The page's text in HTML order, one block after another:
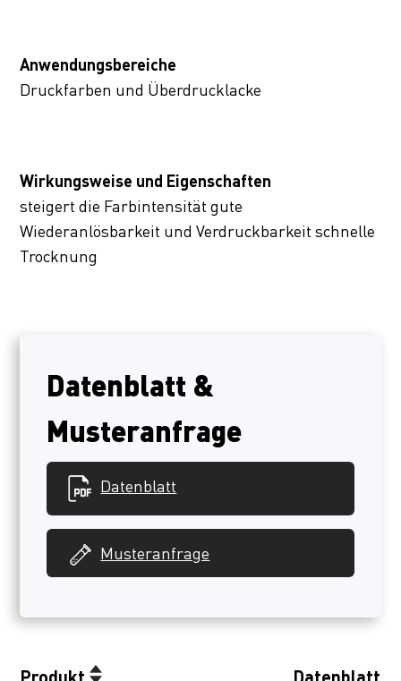
Anwendungsbereiche
Druckfarben und Überdrucklacke
Wirkungsweise und Eigenschaften
steigert die Farbintensität gute
Wiederanlösbarkeit und Verdruckbarkeit schnelle
Trocknung
Datenblatt &
Musteranfrage
Datenblatt
Musteranfrage
Produkt Datenblatt